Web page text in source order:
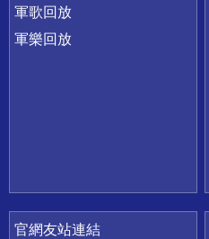
軍歌回放
軍樂回放
官網友站連結